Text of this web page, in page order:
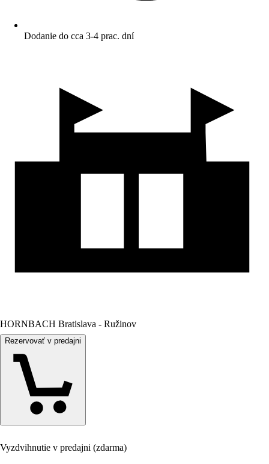
Dodanie do cca 3-4 prac. dní
HORNBACH Bratislava - Ružinov
Rezervovať v predajni
Vyzdvihnutie v predajni (zdarma)